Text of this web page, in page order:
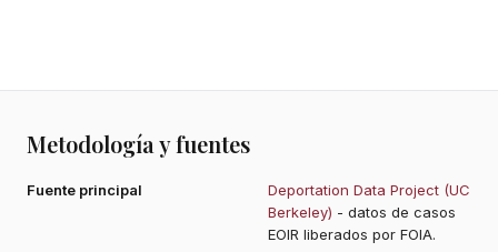
Metodología y fuentes
Fuente principal
Deportation Data Project (UC
Berkeley) - datos de casos
EOIR liberados por FOIA.